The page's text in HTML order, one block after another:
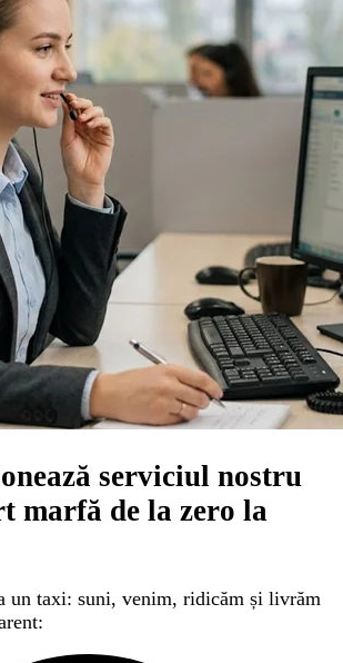
serviciul nostru
marfă de la zero la
un taxi: suni, venim, ridicăm și livrăm